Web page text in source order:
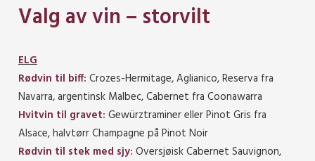
Mat
Artikler
Om vin
Om meg
Valg av vin – storvilt
ELG
Rødvin til biff: Crozes-Hermitage, Aglianico, Reserva fra
Navarra, argentinsk Malbec, Cabernet fra Coonawarra
Hvitvin til gravet: Gewürztraminer eller Pinot Gris fra
Alsace, halvtørr Champagne på Pinot Noir
Rødvin til stek med sjy: Oversjøisk Cabernet Sauvignon,